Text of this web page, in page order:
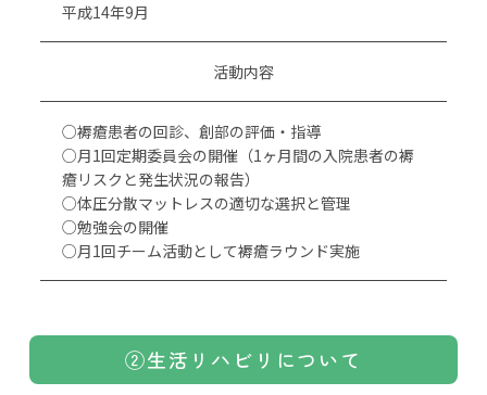
平成14年9月
活動内容
○褥瘡患者の回診、創部の評価・指導
○月1回定期委員会の開催（1ヶ月間の入院患者の褥
瘡リスクと発生状況の報告）
○体圧分散マットレスの適切な選択と管理
○勉強会の開催
○月1回チーム活動として褥瘡ラウンド実施
②生活リハビリについて